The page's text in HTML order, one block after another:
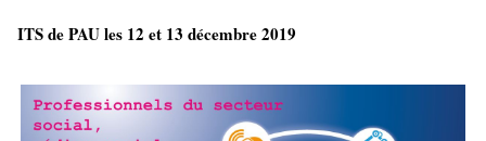
ITS de PAU les 12 et 13 décembre 2019